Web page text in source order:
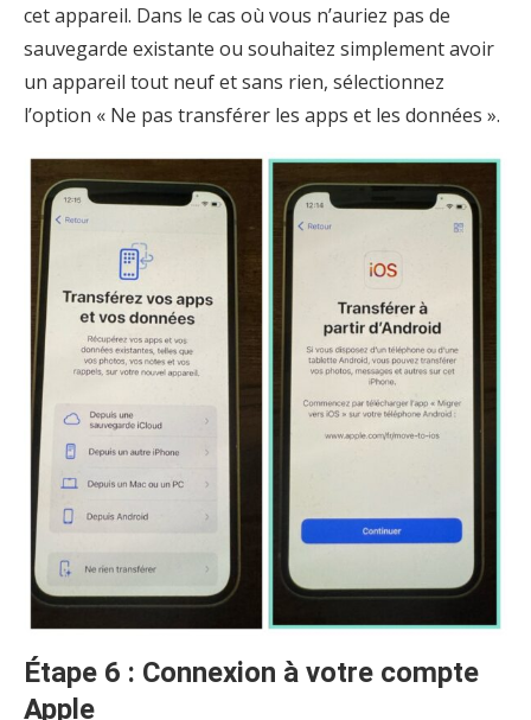
cet appareil. Dans le cas où vous n’auriez pas de
sauvegarde existante ou souhaitez simplement avoir
un appareil tout neuf et sans rien, sélectionnez
l’option « Ne pas transférer les apps et les données ».
Étape 6 : Connexion à votre compte
Apple